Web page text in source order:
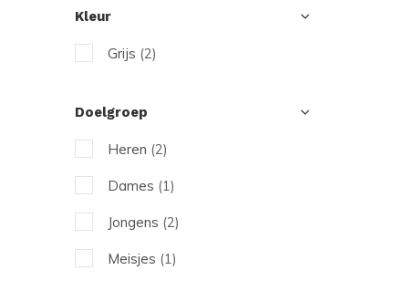
Kleur
Grijs (2)
Doelgroep
Heren (2)
Dames (1)
Jongens (2)
Meisjes (1)